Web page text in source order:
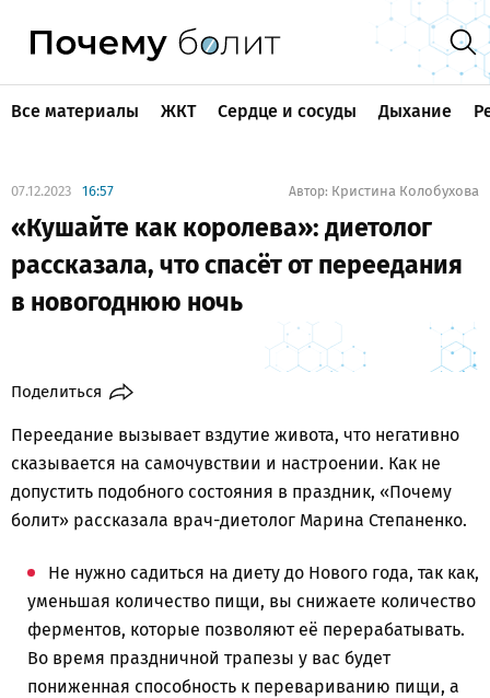
Все материалы ЖКТ Сердце и сосуды Дыхание
07.12.2023 16:57 Автор: Кристина Колобухова
«Кушайте как королева»: диетолог
рассказала, что спасёт от переедания
в новогоднюю ночь
Поделиться
Переедание вызывает вздутие живота, что негативно
сказывается на самочувствии и настроении. Как не
допустить подобного состояния в праздник, «Почему
болит» рассказала врач-диетолог Марина Степаненко.
Не нужно садиться на диету до Нового года, так как,
уменьшая количество пищи, вы снижаете количество
ферментов, которые позволяют её перерабатывать.
Во время праздничной трапезы у вас будет
пониженная способность к перевариванию пищи, а